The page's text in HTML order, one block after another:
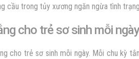
cầu trong tủy xương ngăn ngừa tình
cho trẻ sơ sinh mỗi
cho trẻ sơ sinh mỗi ngày. Mỗi chu kỳ